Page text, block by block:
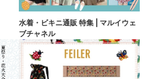
水着・ビキニ通販 特集 | マルイウェ
ブチャネル